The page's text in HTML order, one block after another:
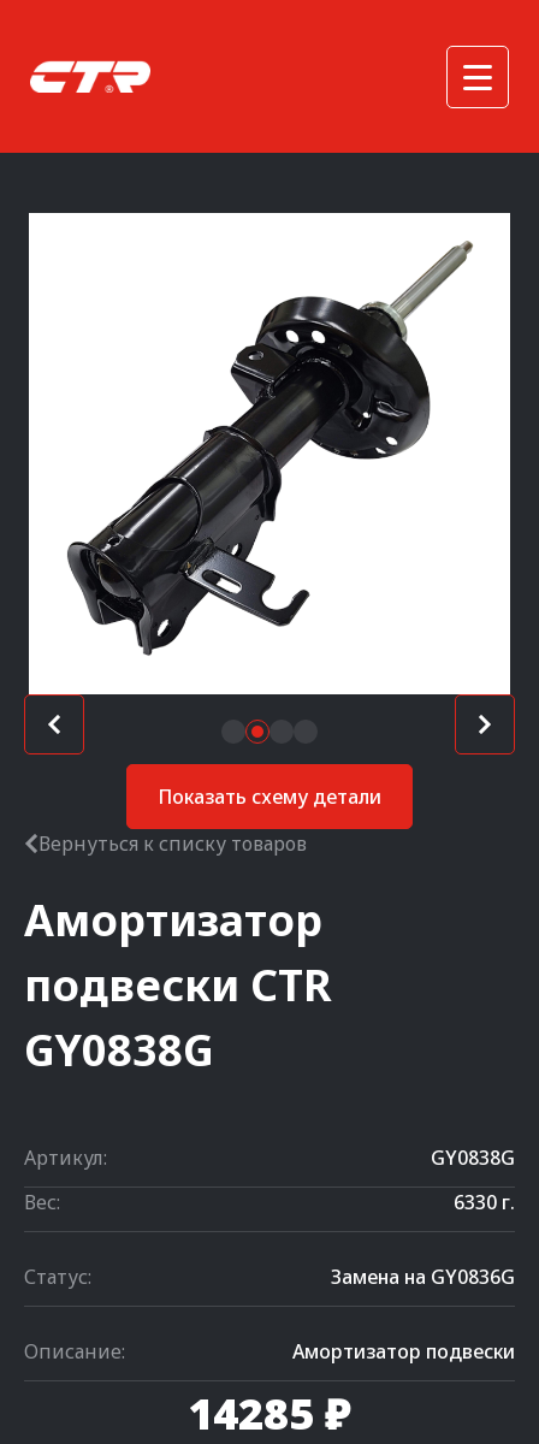
Показать схему детали
Вернуться к списку товаров
Амортизатор
подвески CTR
GY0838G
Артикул:
GY0838G
Вес:
6330 г.
Статус: Замена на GY0836G
Описание: Амортизатор подвески
14285 ₽